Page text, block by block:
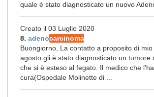
quale è stato diagnosticato un nuovo
Creato il 03 Luglio 2020
8. adenocarcinoma
Buongiorno, La contatto a proposito di
agosto gli è stato diagnosticato un tumore
che si è esteso al fegato. Il medico che
cura(Ospedale Molinette di ...